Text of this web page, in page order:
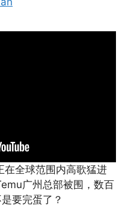
全球范围内高歌猛进
广州总部被围，数百
要完蛋了？